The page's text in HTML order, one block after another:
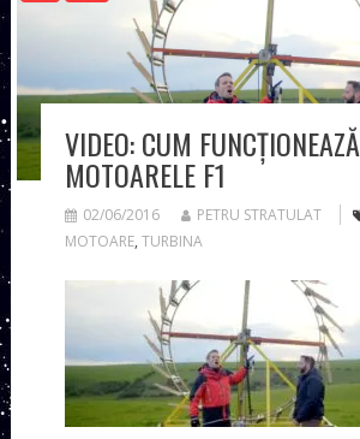
VIDEO: CUM FUNCȚIONEAZĂ
MOTOARELE F1
02/06/2016 PETRU STRATULAT
MOTOARE, TURBINA